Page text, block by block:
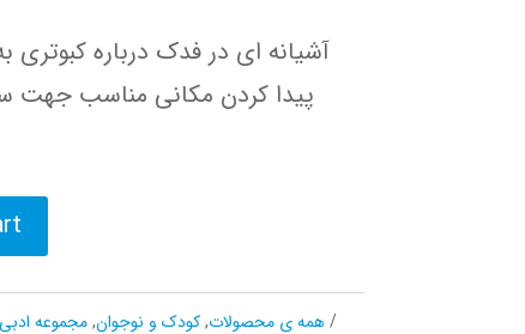
آشیانه ای در فدک درباره
پیدا کردن مکانی مناسب جهت
همه ی محصولات,کودک و نوجوان,مجموعه